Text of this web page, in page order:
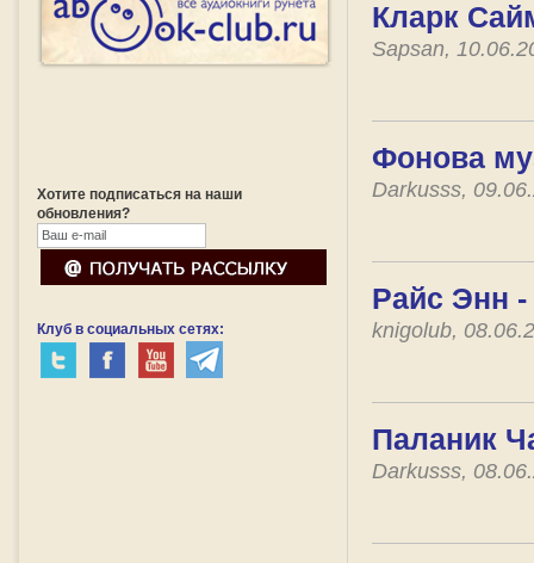
Хотите подписаться на наши
обновления?
Клуб в социальных сетях:
Кларк
Sapsan,
Фонова
Darkusss,
Райс Энн
knigolub,
Паланик
Darkusss,